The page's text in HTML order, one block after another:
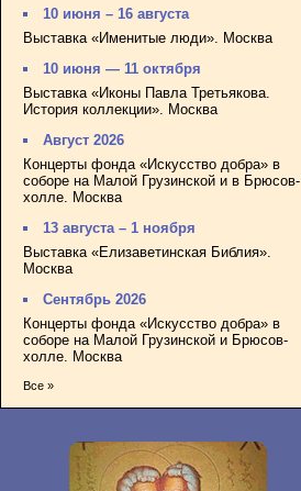
10 июня – 16 августа
Выставка «Именитые люди». Москва
10 июня — 11 октября
Выставка «Иконы Павла Третьякова.
История коллекции». Москва
Август 2026
Концерты фонда «Искусство добра» в
соборе на Малой Грузинской и в Брюсов-
холле. Москва
13 августа – 1 ноября
Выставка «Елизаветинская Библия».
Москва
Сентябрь 2026
Концерты фонда «Искусство добра» в
соборе на Малой Грузинской и Брюсов-
холле. Москва
Все »